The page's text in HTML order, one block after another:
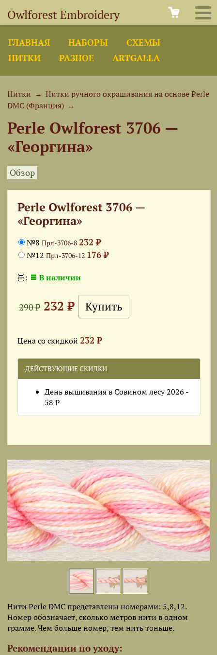
Owlforest Embroidery
ГЛАВНАЯ НАБОРЫ
СХЕМЫ
НИТКИ
РАЗНОЕ ARTGALLA
Нитки → Нитки ручного окрашивания на основе Perle
DMC (Франция) →
Perle Owlforest 3706 —
«Георгина»
Обзор
Perle Owlforest 3706 —
«Георгина»
№8 Прл-3706-8 232 ₽
№12 Прл-3706-12 176 ₽
🦉: В наличии
290 ₽ 232 ₽
Цена со скидкой 232 ₽
ДЕЙСТВУЮЩИЕ СКИДКИ
День вышивания в Совином лесу 2026 -
58 ₽
Нити Perle DMC представлены номерами: 5,8,12.
Номер обозначает, сколько метров нити в одном
грамме. Чем больше номер, тем нить тоньше.
Рекомендации по уходу: